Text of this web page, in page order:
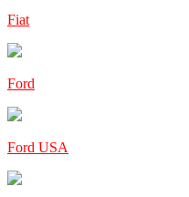
Fiat
Ford
Ford USA